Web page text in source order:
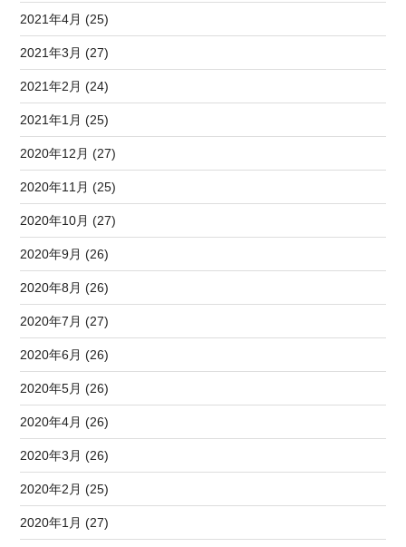
2021年4月 (25)
2021年3月 (27)
2021年2月 (24)
2021年1月 (25)
2020年12月 (27)
2020年11月 (25)
2020年10月 (27)
2020年9月 (26)
2020年8月 (26)
2020年7月 (27)
2020年6月 (26)
2020年5月 (26)
2020年4月 (26)
2020年3月 (26)
2020年2月 (25)
2020年1月 (27)